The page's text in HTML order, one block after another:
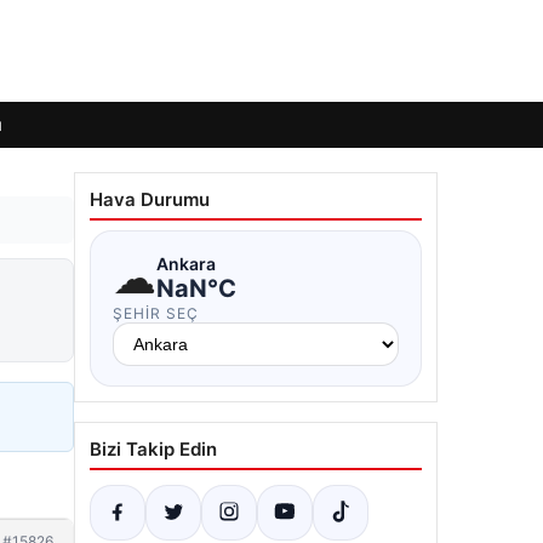
Hava Durumu
☁Ankara
NaN°C
ŞEHIR SEÇ
Bizi Takip Edin